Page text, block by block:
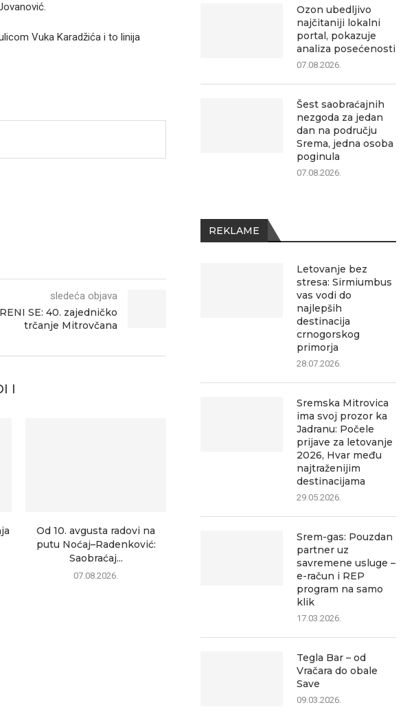
Vuka Karadžića i to linija
sledeća objava
SE: 40. zajedničko
trčanje Mitrovčana
I
Od 10. avgusta radovi na
putu Noćaj–Radenković:
Saobraćaj...
07.08.2026.
Ozon ubedljivo
najčitaniji lokalni
portal, pokazuje
analiza posećenosti
07.08.2026.
Šest saobraćajnih
nezgoda za jedan
dan na području
Srema, jedna osoba
poginula
07.08.2026.
REKLAME
Letovanje bez
stresa: Sirmiumbus
vas vodi do
najlepših
destinacija
crnogorskog
primorja
28.07.2026.
Sremska Mitrovica
ima svoj prozor ka
Jadranu: Počele
prijave za letovanje
2026, Hvar među
najtraženijim
destinacijama
29.05.2026.
Srem-gas: Pouzdan
partner uz
savremene usluge –
e-račun i REP
program na samo
klik
17.03.2026.
Tegla Bar – od
Vračara do obale
Save
09.03.2026.